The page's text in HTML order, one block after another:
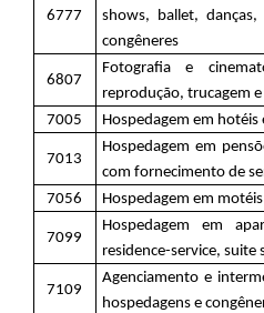
6777
shows, ballet,
congêneres
6807
Fotografia e
reprodução, trucagem
7005
Hospedagem em
7013
Hospedagem em
com fornecimento de
7056
Hospedagem em motéis
7099
Hospedagem em
residence-service, suite
7109
Agenciamento e
hospedagens e